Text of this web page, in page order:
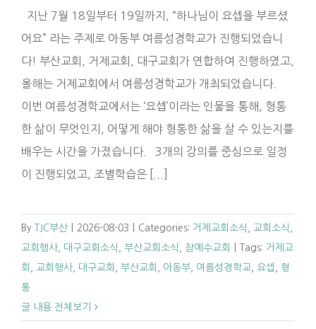
지난 7월 18일부터 19일까지, “하나님이 요셉을 부르셨
어요” 라는 주제로 아동부 여름성경학교가 진행되었습니
다! 부산교회, 거제교회, 대구교회가 연합하여 진행하였고,
올해는 거제교회에서 여름성경학교가 개최되었습니다.
이번 여름성경학교에서는 ‘요셉’이라는 인물을 통해, 형통
한 삶이 무엇인지, 어떻게 해야 형통한 삶을 살 수 있는지를
배우는 시간을 가졌습니다. 3개의 강의를 중심으로 일정
이 진행되었고, 조별학습은 [...]
By TJC부산 2026-08-03 Categories: 거제교회소식 교회소식
교회행사
대구교회소식 부산교회소식 참예수교회 Tags: 거제교
회
교회행사 대구교회 부산교회 아동부 여름성경학교 요셉
형
통
글 내용 전체보기